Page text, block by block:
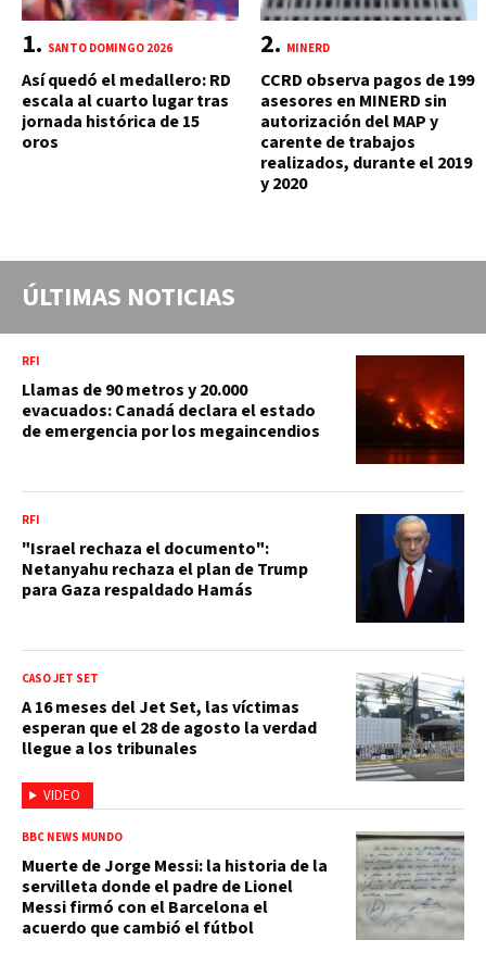
SANTO DOMINGO 2026
Así quedó el medallero: RD
escala al cuarto lugar tras
jornada histórica de 15
oros
MINERD
CCRD observa pagos de 199
asesores en MINERD sin
autorización del MAP y
carente de trabajos
realizados, durante el 2019
y 2020
ÚLTIMAS NOTICIAS
RFI
Llamas de 90 metros y 20.000
evacuados: Canadá declara el estado
de emergencia por los megaincendios
RFI
"Israel rechaza el documento":
Netanyahu rechaza el plan de Trump
para Gaza respaldado Hamás
VIDEO
CASO JET SET
A 16 meses del Jet Set, las víctimas
esperan que el 28 de agosto la verdad
llegue a los tribunales
BBC NEWS MUNDO
Muerte de Jorge Messi: la historia de la
servilleta donde el padre de Lionel
Messi firmó con el Barcelona el
acuerdo que cambió el fútbol